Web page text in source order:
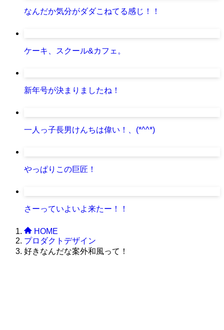
なんだか気分がダダこねてる感じ！！
ケーキ、スクール&カフェ。
新年号が決まりましたね！
一人っ子長男けんちは偉い！、(*^^*)
やっぱりこの巨匠！
さーっていよいよ来たー！！
HOME
プロダクトデザイン
好きなんだな案外和風って！